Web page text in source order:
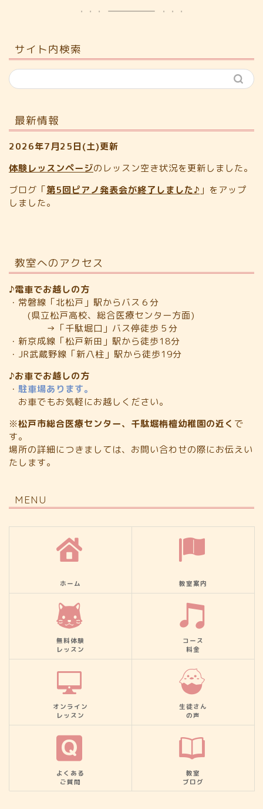
サイト内検索
最新情報
2026年7月25日(土)更新
体験レッスンページのレッスン空き状況を更新しました。
ブログ「第5回ピアノ発表会が終了しました♪ 」をアップ
しました。
教室へのアクセス
♪電車でお越しの方
・常磐線「北松戸」駅からバス６分
(県立松戸高校、総合医療センター方面)
→「千駄堀口」バス停徒歩５分
・新京成線「松戸新田」駅から徒歩18分
・JR武蔵野線「新八柱」駅から徒歩19分
♪お車でお越しの方
・ 駐車場あります。
お車でもお気軽にお越しください。
※松戸市総合医療センター、千駄堀栴檀幼稚園の近く で
す。
場所の詳細につきましては、お問い合わせの際にお伝えい
たします。
MENU
ホーム 教室案内
無料体験
レッスン
コース
料金
オンライン
レッスン
生徒さん
の声
よくある
ご質問
教室
ブログ